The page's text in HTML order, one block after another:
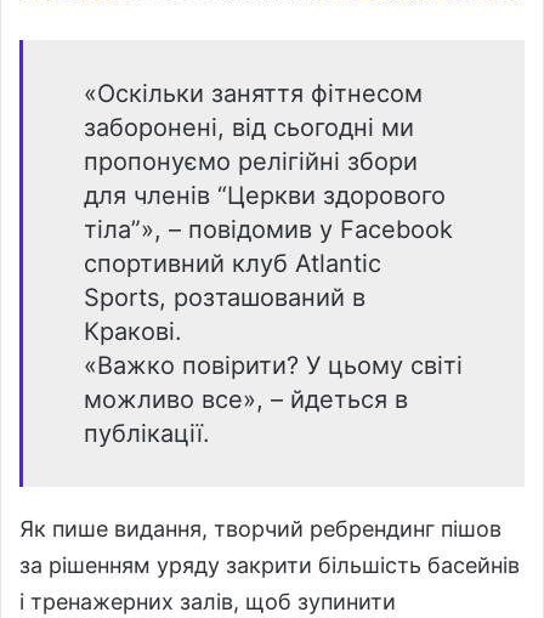
«Оскільки заняття фітнесом
заборонені, від сьогодні ми
пропонуємо релігійні збори
для членів “Церкви здорового
тіла”», – повідомив у Facebook
спортивний клуб Atlantic
Sports, розташований в
Кракові.
«Важко повірити? У цьому світі
можливо все», – йдеться в
публікації.
Як пише видання, творчий ребрендинг пішов
за рішенням уряду закрити більшість басейнів
і тренажерних залів, щоб зупинити